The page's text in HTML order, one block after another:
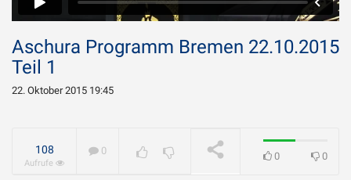
Aschura Programm Bremen 22.10.2015
Teil 1
22. Oktober 2015 19:45
108
Aufrufe
0 0 0